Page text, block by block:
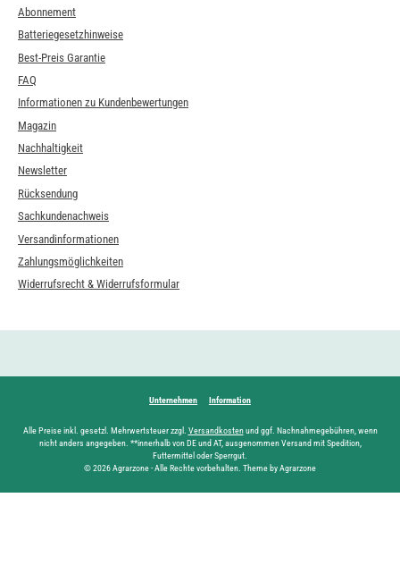
Abonnement
Batteriegesetzhinweise
Best-Preis Garantie
FAQ
Informationen zu Kundenbewertungen
Magazin
Nachhaltigkeit
Newsletter
Rücksendung
Sachkundenachweis
Versandinformationen
Zahlungsmöglichkeiten
Widerrufsrecht & Widerrufsformular
Unternehmen Information
Alle Preise inkl. gesetzl. Mehrwertsteuer zzgl. Versandkostenund ggf. Nachnahmegebühren, wenn
nicht anders angegeben. **innerhalb von DE und AT, ausgenommen Versand mit Spedition,
Futtermittel oder Sperrgut.
© 2026 Agrarzone - Alle Rechte vorbehalten. Theme by Agrarzone